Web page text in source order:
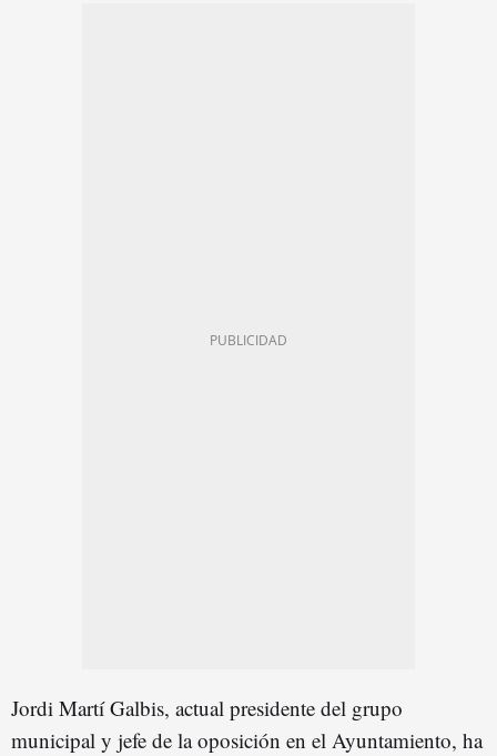
Jordi Martí Galbis, actual presidente del grupo
municipal y jefe de la oposición en el Ayuntamiento, ha